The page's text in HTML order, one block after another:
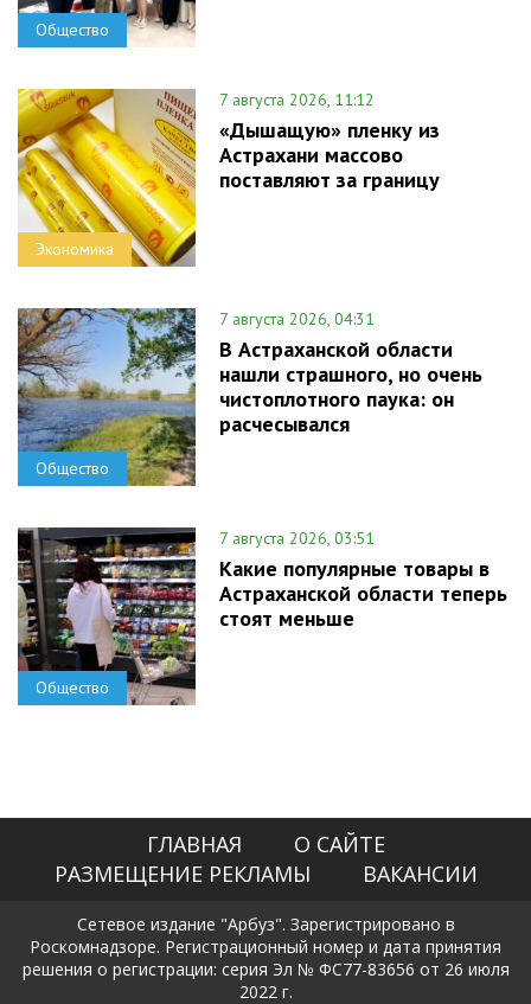
Общество
Экономика
7 августа 2026, 11:12
«Дышащую» пленку из
Астрахани массово
поставляют за границу
Общество
7 августа 2026, 04:31
В Астраханской области
нашли страшного, но очень
чистоплотного паука: он
расчесывался
Общество
7 августа 2026, 03:51
Какие популярные товары в
Астраханской области теперь
стоят меньше
ГЛАВНАЯ
О САЙТЕ
РАЗМЕЩЕНИЕ РЕКЛАМЫ
ВАКАНСИИ
Сетевое издание "Арбуз". Зарегистрировано в
Роскомнадзоре. Регистрационный номер и дата принятия
решения о регистрации: серия Эл № ФС77-83656 от 26 июля
2022 г.